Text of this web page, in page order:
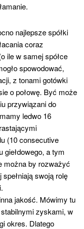
najlepsze spółki
coraz
ile w samej spółce
spowodować,
z tonami gotówki
o połowę. Być może
przywiązani do
ledwo 16
(10 consecutive
giełdowego, a tym
można by rozważyć
swoją rolę
jakość. Mówimy tu
zyskami, w
okres. Dlatego